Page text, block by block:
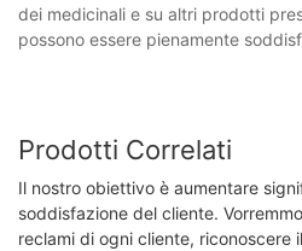
dei medicinali e su altri prodotti
possono essere pienamente
Prodotti Correlati
Il nostro obiettivo è aumentare
soddisfazione del cliente.
reclami di ogni cliente, riconoscere